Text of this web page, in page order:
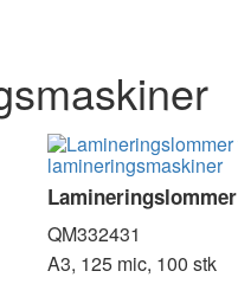
Lamineringslommer
QM332431
A3, 125 mic, 100 stk